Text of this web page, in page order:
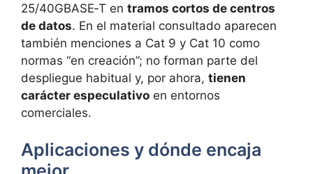
25/40GBASE‑T en tramos cortos de centros
de datos. En el material consultado aparecen
también menciones a Cat 9 y Cat 10 como
normas “en creación”; no forman parte del
despliegue habitual y, por ahora, tienen
carácter especulativo en entornos
comerciales.
Aplicaciones y dónde encaja